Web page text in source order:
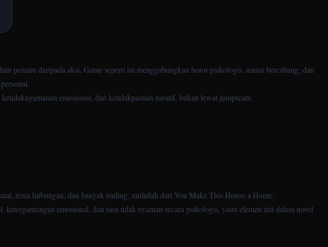
pemain daripada aksi. Game seperti ini menggabungkan horor psikologis, narasi bercabang, dan
emosional, dan ketidakpastian naratif, bukan lewat jumpscare.
tema hubungan, dan banyak ending, mulailah dari You Make This House a Home.
emosional, dan rasa tidak nyaman secara psikologis, yaitu elemen inti dalam novel